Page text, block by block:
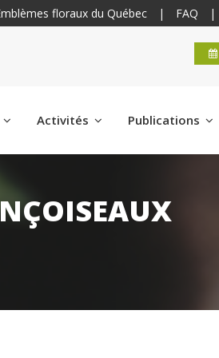
floraux du Québec | FAQ |
Activités Publications